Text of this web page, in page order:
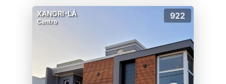
XANGRI-LÁ
Centro
922